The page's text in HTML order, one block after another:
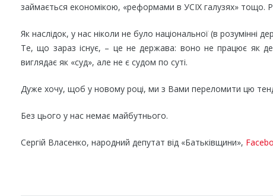
займається економікою, «реформами в УСІХ галузях» тощо.
Як наслідок, у нас ніколи не було національної (в розумінні
Те, що зараз існує, – це не держава: воно не працює як
виглядає як «суд», але не є судом по суті.
Дуже хочу, щоб у новому році, ми з Вами переломити цю
Без цього у нас немає майбутнього.
Сергій Власенко, народний депутат від «Батьківщини»,